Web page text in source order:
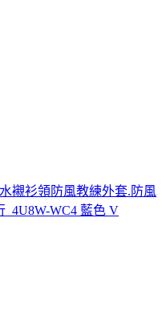
襯衫領防風教練外套.防風
WC4 藍色 V